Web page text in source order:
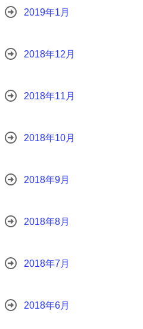
2019年1月
2018年12月
2018年11月
2018年10月
2018年9月
2018年8月
2018年7月
2018年6月